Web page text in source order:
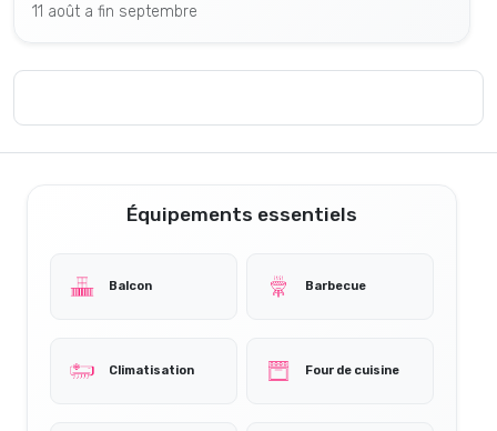
11 août a fin septembre
Équipements essentiels
Balcon Barbecue
Climatisation Four de cuisine